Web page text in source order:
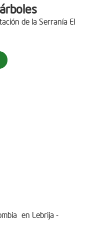
de la Serranía El
en Lebrija -